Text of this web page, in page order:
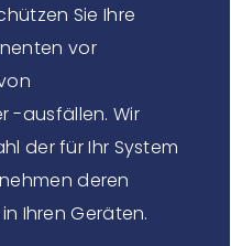
Sie Ihre
vor
-ausfällen. Wir
der für Ihr System
deren
Ihren Geräten.